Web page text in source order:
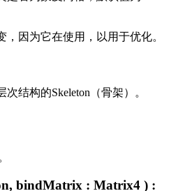
因为它在使用，以用于优化。
结构的Skeleton（骨架）。
bindMatrix : Matrix4 ) :